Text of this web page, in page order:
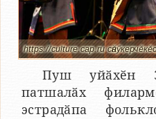
https://culture.cap.ru
Пуш уйӑхӗн
патшалӑх
эстрадӑпа